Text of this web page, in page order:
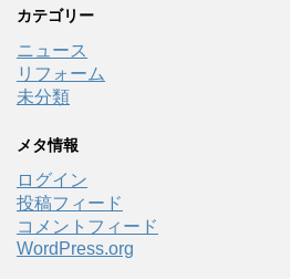
カテゴリー
ニュース
リフォーム
未分類
メタ情報
ログイン
投稿フィード
コメントフィード
WordPress.org